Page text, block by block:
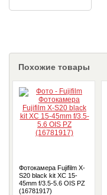
Похожие товары
Фотокамера Fujifilm X-
S20 black kit XC 15-
45mm f/3.5-5.6 OIS PZ
(16781917)